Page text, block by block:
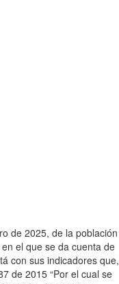
de 2025, de la población
el que se da cuenta de
con sus indicadores que,
de 2015 “Por el cual se